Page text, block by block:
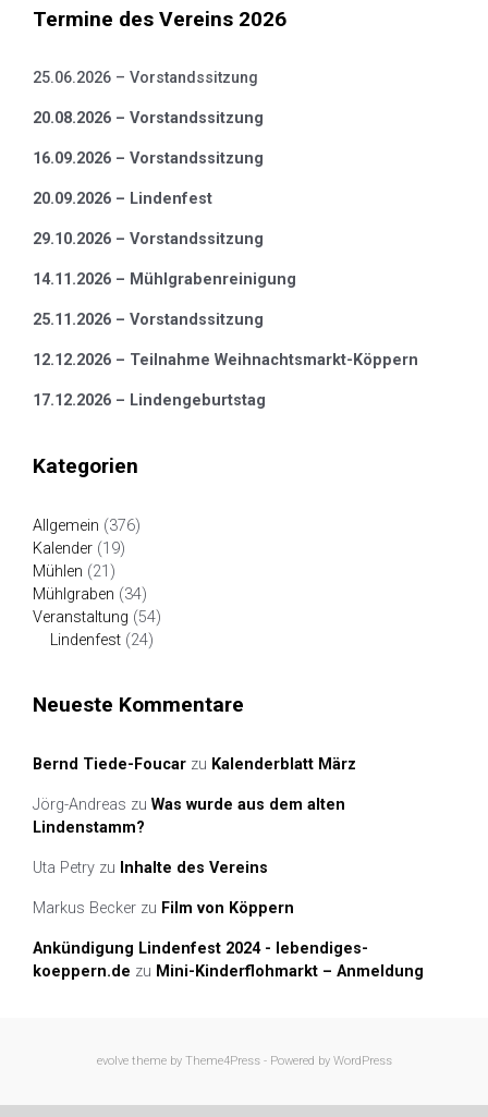
Termine des Vereins 2026
25.06.2026 – Vorstandssitzung
20.08.2026 – Vorstandssitzung
16.09.2026 – Vorstandssitzung
20.09.2026 – Lindenfest
29.10.2026 – Vorstandssitzung
14.11.2026 – Mühlgrabenreinigung
25.11.2026 – Vorstandssitzung
12.12.2026 – Teilnahme Weihnachtsmarkt-Köppern
17.12.2026 – Lindengeburtstag
Kategorien
Allgemein (376)
Kalender (19)
Mühlen (21)
Mühlgraben (34)
Veranstaltung (54)
Lindenfest (24)
Neueste Kommentare
Bernd Tiede-Foucar zu Kalenderblatt März
Jörg-Andreas zu Was wurde aus dem alten
Lindenstamm?
Uta Petry zu Inhalte des Vereins
Markus Becker zu Film von Köppern
Ankündigung Lindenfest 2024 - lebendiges-
koeppern.de zu Mini-Kinderflohmarkt – Anmeldung
evolvetheme by Theme4Press - Powered by WordPress